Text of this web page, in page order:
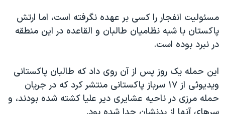
چهل سال گروگان‌گیری
قانون شفافیت دارائی کادر رهبری ایران
اعتراضات مردمی آبان ۹۸
اسرائیل در جنگ
نرگس محمدی برنده جایزه نوبل صلح
همایش محافظه‌کاران آمریکا «سی‌پک»
مسئولیت انفجار را کسی بر عهده نگرفته است، اما ارتش
پاکستان با شبه نظامیان طالبان و القاعده در این منطقه
در نبرد بوده است.
این حمله یک روز پس از آن روی داد که طالبان پاکستانی
ویدیوئی از ۱۷ سرباز پاکستانی منتشر کرد که در جریان
حمله مرزی در ناحیه عشایری دیر علیا کشته شده بودند، و